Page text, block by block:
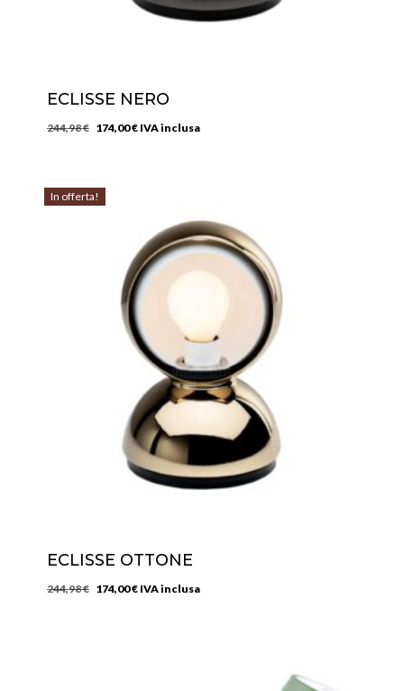
ECLISSE NERO
244,98€ Il
era:
244,98 €.
174,00€IlIVA inclusa
In offerta!
ECLISSE OTTONE
244,98€ Il
174,00€IlIVA inclusa